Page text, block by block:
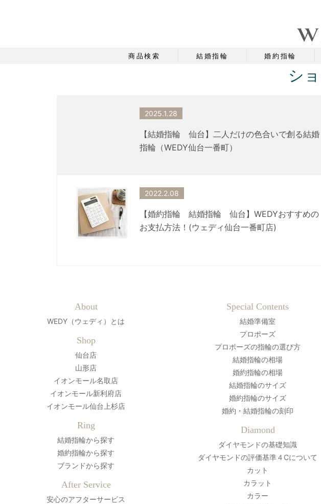
商品検索 結婚指輪 婚約指輪
シ
2025.1.28
【結婚指輪 仙台】二人だけの色合いで創る結婚
指輪（WEDY仙台一番町）
2022.2.08
【婚約指輪 結婚指輪 仙台】WEDYおすすめの
お支払方法！(ウェディ仙台一番町店)
About
WEDY（ウェディ）とは
Shop
仙台店
山形店
イオンモール名取店
イオンモール新利府店
イオンモール仙台上杉店
Ring
結婚指輪から探す
婚約指輪から探す
ブランドから探す
After Service
安心のアフターサービス
Special Contents
結婚準備室
プロポーズ
プロポーズの指輪の選び方
結婚指輪の相場
婚約指輪の相場
結婚指輪のサイズ
婚約指輪のサイズ
婚約・結婚指輪の刻印
Diamond
ダイヤモンドの基礎知識
ダイヤモンドの評価基準４Cについて
カット
カラット
カラー